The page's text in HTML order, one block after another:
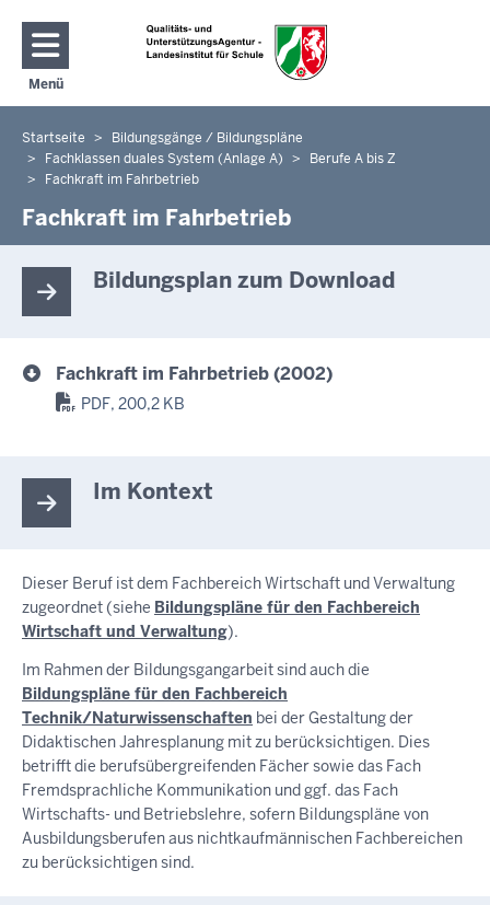
Direkt zum Inhalt
Menü
Navigation aktivieren/deaktivieren: Hauptmenü
Sie
befinden
hier
Startseite
Bildungsgänge / Bildungspläne
Fachklassen duales System (Anlage A)
Berufe A bis Z
Fachkraft im Fahrbetrieb
Fachkraft im Fahrbetrieb
Bildungsplan zum Download
Fachkraft im Fahrbetrieb (2002)
PDF, 200,2 KB
Im Kontext
Dieser Beruf ist dem Fachbereich Wirtschaft und Verwaltung
zugeordnet (siehe Bildungspläne für den Fachbereich
Wirtschaft und Verwaltung).
Im Rahmen der Bildungsgangarbeit sind auch die
Bildungspläne für den Fachbereich
Technik/Naturwissenschaften bei der Gestaltung der
Didaktischen Jahresplanung mit zu berücksichtigen. Dies
betrifft die berufsübergreifenden Fächer sowie das Fach
Fremdsprachliche Kommunikation und ggf. das Fach
Wirtschafts- und Betriebslehre, sofern Bildungspläne von
Ausbildungsberufen aus nichtkaufmännischen Fachbereichen
zu berücksichtigen sind.